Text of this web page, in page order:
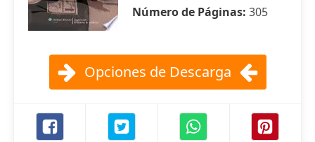
Número de Páginas: 305
Opciones de Descarga